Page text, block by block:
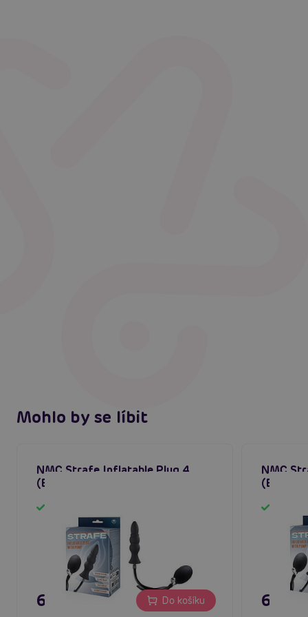
Mohlo by se líbit
NMC Strafe Inflatable Plug 4
(Black), nafukovací anální kolík
695 Kč Do košíku
NMC
(Black),
695